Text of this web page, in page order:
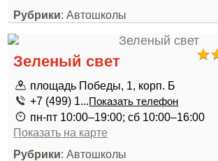
Рубрики: Автошколы
Зеленый свет
площадь Победы, 1, корп. Б
+7 (499) 1...Показать телефон
пн-пт 10:00–19:00; сб 10:00–16:00
Показать на карте
Рубрики: Автошколы